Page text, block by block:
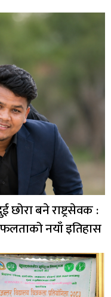
बने राष्ट्रसेवक :
नयाँ इतिहास